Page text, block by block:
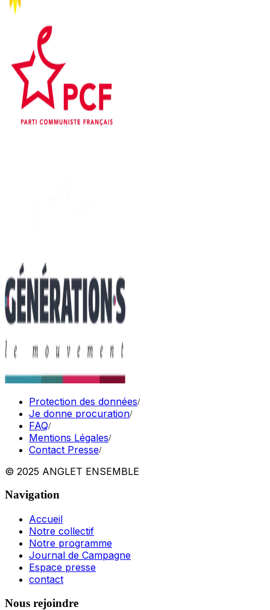
Protection des données/
Je donne procuration/
FAQ/
Mentions Légales/
Contact Presse/
© 2025 ANGLET ENSEMBLE
Navigation
Accueil
Notre collectif
Notre programme
Journal de Campagne
Espace presse
contact
Nous rejoindre